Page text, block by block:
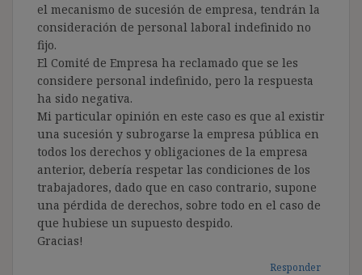
el mecanismo de sucesión de empresa, tendrán la
consideración de personal laboral indefinido no
fijo.
El Comité de Empresa ha reclamado que se les
considere personal indefinido, pero la respuesta
ha sido negativa.
Mi particular opinión en este caso es que al existir
una sucesión y subrogarse la empresa pública en
todos los derechos y obligaciones de la empresa
anterior, debería respetar las condiciones de los
trabajadores, dado que en caso contrario, supone
una pérdida de derechos, sobre todo en el caso de
que hubiese un supuesto despido.
Gracias!
Responder